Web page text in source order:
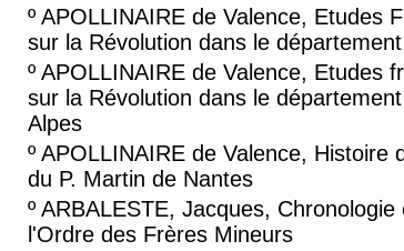
º APOLLINAIRE de Valence, Etudes
sur la Révolution dans le
º APOLLINAIRE de Valence, Etudes
sur la Révolution dans le
Alpes
º APOLLINAIRE de Valence, Histoire
du P. Martin de Nantes
º ARBALESTE, Jacques,
l'Ordre des Frères Mineurs